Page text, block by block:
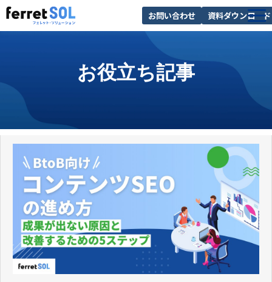
お問い合わせ 資料ダウンロード
AI無料診断
サービス一覧
お役立ち情報
お役立ち記事